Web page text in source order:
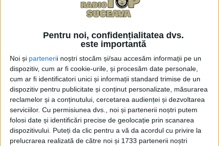
Pentru noi, confidențialitatea dvs.
este importantă
Noi și partenerii noștri stocăm și/sau accesăm informații pe un
dispozitiv, cum ar fi cookie-urile, și procesăm date personale,
cum ar fi identificatori unici și informații standard trimise de un
dispozitiv pentru publicitate și conținut personalizate, măsurarea
reclamelor și a conținutului, cercetarea audienței și dezvoltarea
serviciilor. Cu permisiunea dvs., noi și partenerii noștri putem
folosi date și identificări precise de geolocație prin scanarea
dispozitivului. Puteți da clic pentru a vă da acordul cu privire la
prelucrarea realizată de către noi și 1733 partenerii noștri
biblioteci în refugii și la
cabanele de creastă. La
amenajat un punct de citit
la Cabana Giumalău
21 FEBRUARIE, 2022